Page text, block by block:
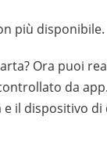
più disponibile.
Ora puoi
da
e il dispositivo